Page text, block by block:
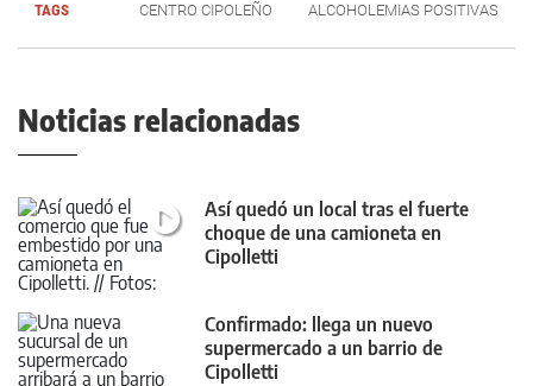
TAGS CENTRO CIPOLEÑO ALCOHOLEMIAS POSITIVAS
Noticias relacionadas
Así quedó un local tras el fuerte
choque de una camioneta en
Cipolletti
Confirmado: llega un nuevo
supermercado a un barrio de
Cipolletti